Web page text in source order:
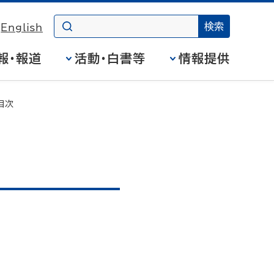
English
・報道 活動・白書等 情報提供
次